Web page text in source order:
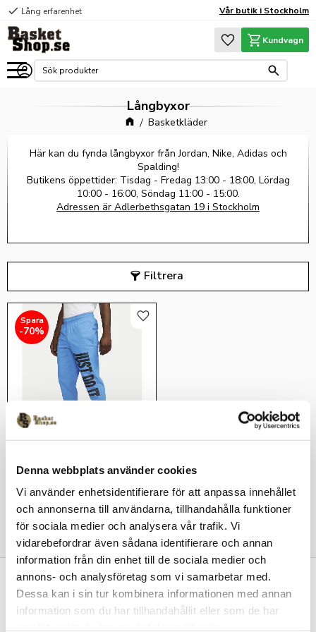
Denna webbplats använder cookies
Vi använder enhetsidentifierare för att anpassa innehållet
och annonserna till användarna, tillhandahålla funktioner
för sociala medier och analysera vår trafik. Vi
vidarebefordrar även sådana identifierare och annan
information från din enhet till de sociala medier och
annons- och analysföretag som vi samarbetar med.
Dessa kan i sin tur kombinera informationen med annan
information som du har tillhandahållit eller som de har
Meny
check Lång erfarenhet Vår butik i Stockholm
Favoriter
Kundvagn
Långbyxor
Basketkläder
Här kan du fynda långbyxor från Jordan, Nike, Adidas och
Spalding!
Butikens öppettider: Tisdag - Fredag 13:00 - 18:00, Lördag
10:00 - 16:00, Söndag 11:00 - 15:00.
Adressen är Adlerbethsgatan 19 i Stockholm
Filtrera
Nike DNA Woven Pants Blå
225kr749kr
70%
Lägg till i favoriter
Kontakta oss
Basketshop Sverige